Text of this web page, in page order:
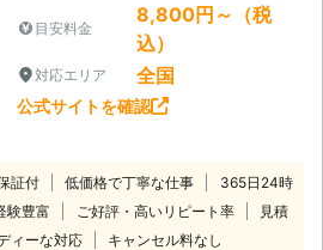
目安料金
8,800円～（税
込）
対応エリア 全国
公式サイトを確認
証付 低価格で丁寧な仕事
365日24時
験豊富 ご好評・高いリピート率
見積
ィーな対応 キャンセル料なし